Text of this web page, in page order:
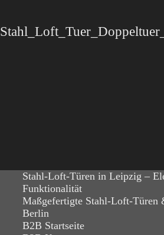
Stahl-Loft-Türen in Leipzig –
Funktionalität
Maßgefertigte Stahl-Loft-Türen
Berlin
B2B Startseite